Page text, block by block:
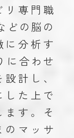
リ専門職
どの脳の
分析す
に合わせ
計し、
た上で
す。そ
のマッサ